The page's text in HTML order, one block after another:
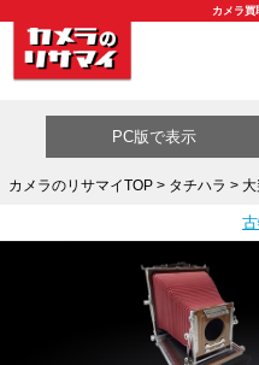
カメラ
買取カテゴリ一覧
PC版で表示
カメラのリサマイTOP> タチハラ > 大